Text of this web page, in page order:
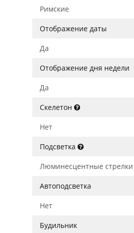
Римские
Отображение даты
Да
Отображение дня недели
Да
Скелетон
Нет
Подсветка
Люминесцентные стрелки
Автоподсветка
Нет
Будильник